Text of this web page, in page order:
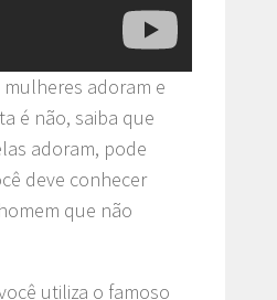
adoram e
é não, saiba que
adoram, pode
deve conhecer
que não
utiliza o famoso